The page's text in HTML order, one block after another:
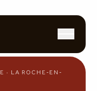
· LA ROCHE-EN-